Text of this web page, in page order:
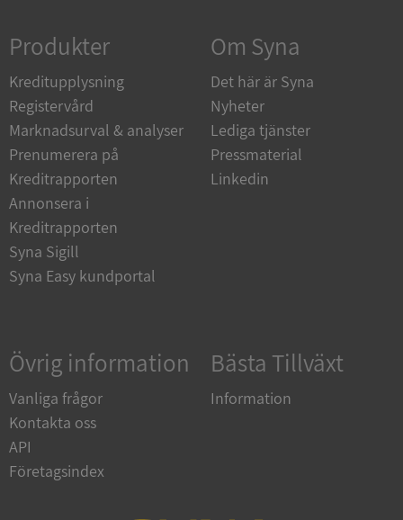
Produkter
Kreditupplysning
Registervård
Marknadsurval & analyser
Prenumerera på
Kreditrapporten
Annonsera i
Kreditrapporten
Syna Sigill
Syna Easy kundportal
Om Syna
Det här är Syna
Nyheter
Lediga tjänster
Pressmaterial
Linkedin
Övrig information
Vanliga frågor
Kontakta oss
API
Företagsindex
Bästa Tillväxt
Information
kärnwebbplatsfunktioner som användarinloggning
och kontohantering. Webbplatsen kan inte
användas ordentligt utan strikt nödvändiga cookies.
Namn
Leverantör
Domän
VISITOR_PRIVACY_METADATA
Google